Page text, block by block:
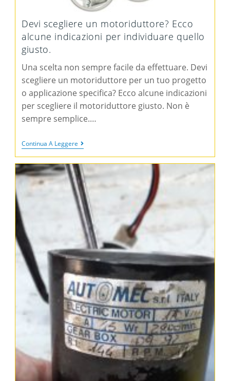
Devi scegliere un motoriduttore? Ecco
alcune indicazioni per individuare quello
giusto.
Una scelta non sempre facile da effettuare. Devi
scegliere un motoriduttore per un tuo progetto
o applicazione specifica? Ecco alcune indicazioni
per scegliere il motoriduttore giusto. Non è
sempre semplice.…
Continua A Leggere